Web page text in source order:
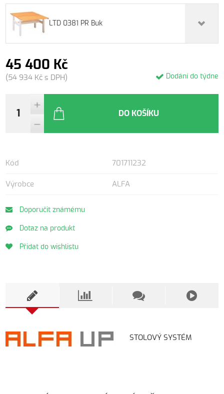
LTD 0381 PR Buk
45 400 Kč
(54 934 Kč s DPH) Dodání do týdne
DO KOŠÍKU
Kód 701711232
Výrobce ALFA
Doporučit známému
Dotaz na produkt
Přidat do wishlistu
STOLOVÝ SYSTÉM